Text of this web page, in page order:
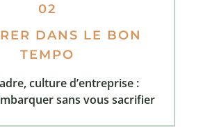
02
DANS LE BON
TEMPO
culture d’entreprise :
sans vous sacrifier